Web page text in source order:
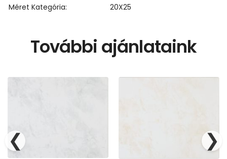
Méret Kategória
20X25
További ajánlataink
❮ ❯